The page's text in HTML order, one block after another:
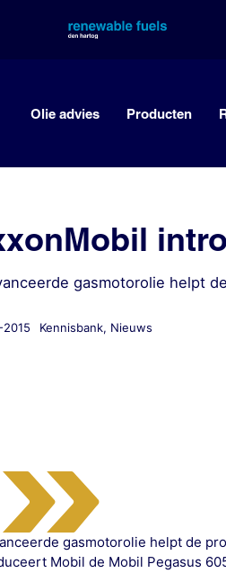
Olie advies Producten
gasmotorolie helpt
2015 Kennisbank, Nieuws
gasmotorolie helpt de
Mobil de Mobil Pegasus